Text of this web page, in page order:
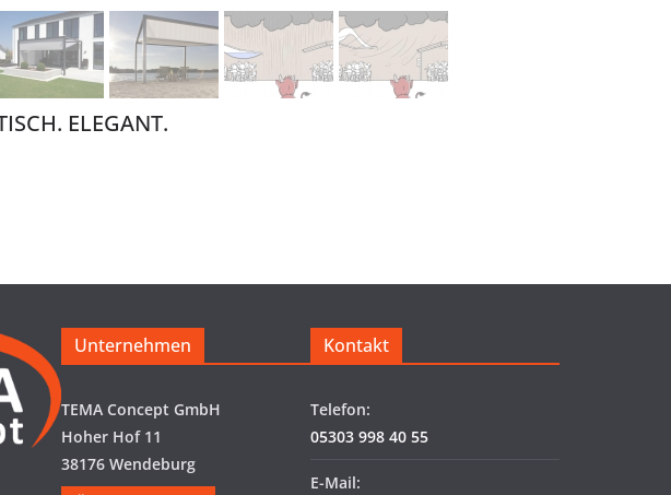
ELEGANT.
Unternehmen
TEMA Concept GmbH
Hoher Hof 11
38176 Wendeburg
Kontakt
Telefon:
05303 998 40 55
E-Mail: